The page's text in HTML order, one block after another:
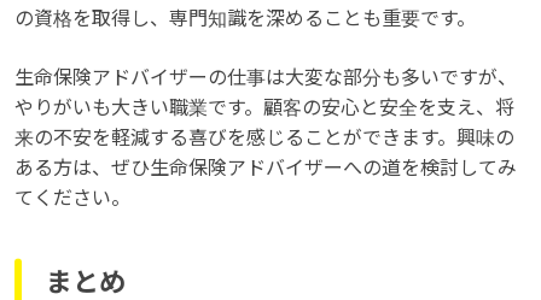
の資格を取得し、専門知識を深めることも重要です。
生命保険アドバイザーの仕事は大変な部分も多いですが、
やりがいも大きい職業です。顧客の安心と安全を支え、将
来の不安を軽減する喜びを感じることができます。興味の
ある方は、ぜひ生命保険アドバイザーへの道を検討してみ
てください。
まとめ